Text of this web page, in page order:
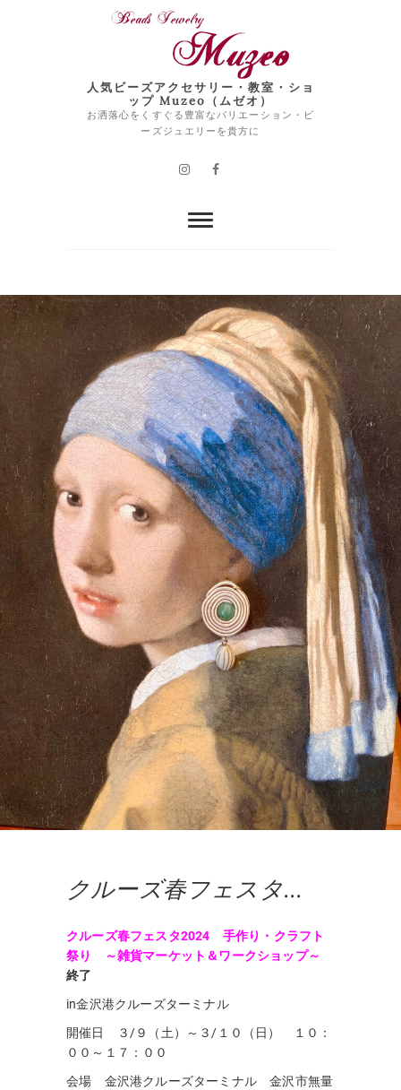
人気ビーズアクセサリー・教室・ショ
ップ Muzeo（ムゼオ）
お洒落心をくすぐる豊富なバリエーション・ビ
ーズジュエリーを貴方に
InstagramFacebook
クルーズ春フェスタ
うございました♪…次回
予告
クルーズ春フェスタ2024 手作り・クラフト
祭り ～雑貨マーケット＆ワークショップ～
終了
in金沢港クルーズターミナル
開催日 ３/９（土）～３/１０（日） １０：
００～１７：００
会場 金沢港クルーズターミナル 金沢市無量